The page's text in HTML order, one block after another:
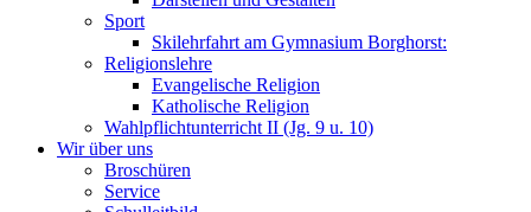
Sport
Skilehrfahrt am Gymnasium Borghorst:
Religionslehre
Evangelische Religion
Katholische Religion
Wahlpflichtunterricht II (Jg. 9 u. 10)
Wir über uns
Broschüren
Service